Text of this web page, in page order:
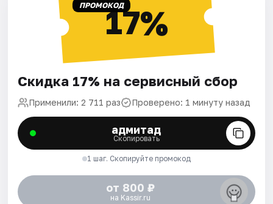
ПРОМОКОД17%
Скидка 17% на сервисный сбор
Применили: 2 711 раз Проверено: 1 минуту назад
адмитад
Скопировать
1 шаг. Скопируйте промокод
от 800 ₽
на Kassir.ru